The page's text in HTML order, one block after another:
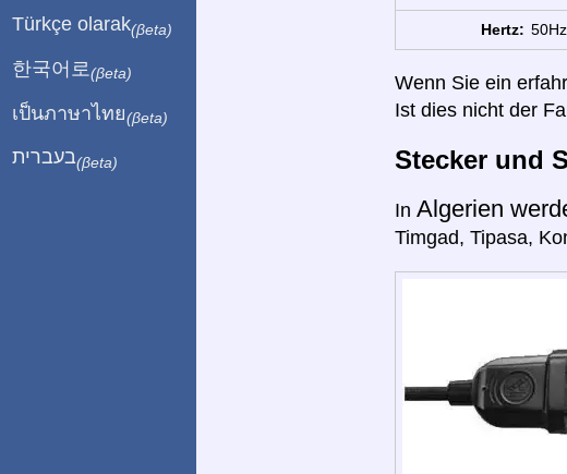
Hertz: 50Hz.
Wenn Sie ein
Ist dies nicht der
Stecker und
In Algerien
Timgad, Tipasa,
Türkçe olarak(βeta)
한국어로 (βeta)
เป็นภาษาไทย(βeta)
בעברית(βeta)